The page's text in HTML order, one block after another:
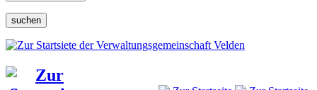
suchen